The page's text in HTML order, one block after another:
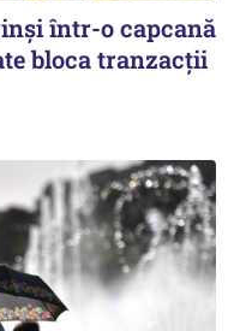
într-o capcană
bloca tranzacții